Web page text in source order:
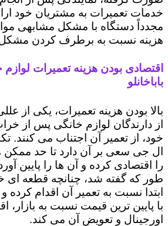
خدمات تعمیرات به مشتریان خود
مجدداً دستگاه با مشکل مشابهی
هزینه نسبت به برطرف کردن مشکل
اقتصادی بودن هزینه تعمیرات
باباخانلو
بالا بودن هزینه تعمیرات، یکی از
از دارندگان لوازم خانگی پس از
خود، از تعمیر آن اجتناب می کنند.
ال جی سعی بر آن دارد تا حد ممکن
را اقتصادی کرده و آن ها را پایین
طور که گفته شد، چنانچه قطعه
ابتدا نسبت به تعمیر آن اقدام کرده
با پایین ترین قیمت نسبت به بازار،
اورجینال و تعویض آن می کند.